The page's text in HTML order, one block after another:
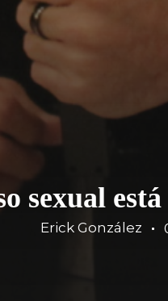
sexual
Erick González